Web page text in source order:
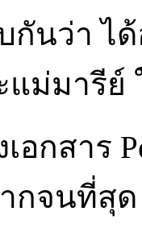
กันว่า ไ
แม่มารีย์
อกสาร
ากจนที่